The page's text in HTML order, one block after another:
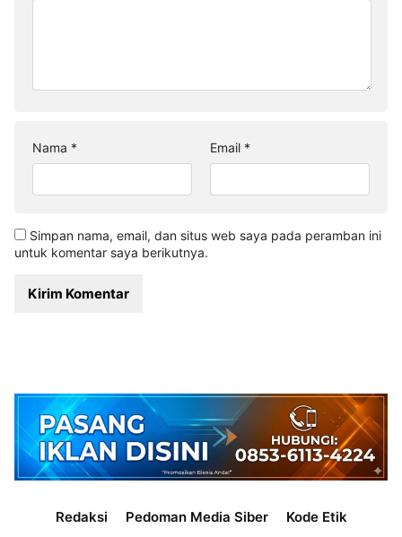
Nama * Email *
Simpan nama, email, dan situs web saya pada peramban ini
untuk komentar saya berikutnya.
Redaksi Pedoman Media Siber
Kode Etik